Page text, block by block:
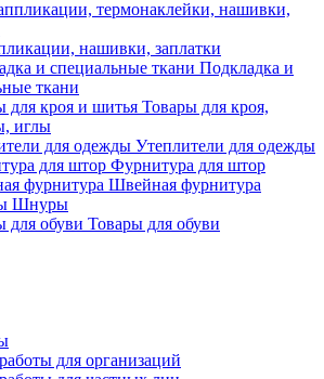
нашивки, заплатки
Подкладка и
ткани
Товары для кроя,
иглы
Утеплители для одежды
Фурнитура для штор
Швейная фурнитура
Шнуры
Товары для обуви
для организаций